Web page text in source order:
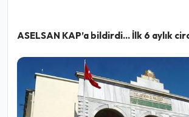
ASELSAN KAP’a bildirdi… İlk 6 aylık